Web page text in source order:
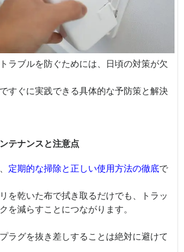
ラブルを防ぐためには、日頃の対策が欠
すぐに実践できる具体的な予防策と解決
テナンスと注意点
定期的な掃除と正しい使用方法の徹底で
を乾いた布で拭き取るだけでも、トラッ
を減らすことにつながります。
ラグを抜き差しすることは絶対に避けて